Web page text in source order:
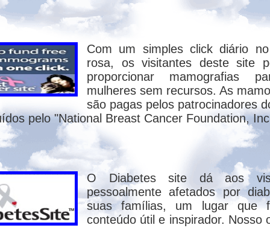
Justiniano, sem levar em conta o
- exegeta e Teólogo (185 - 235
suas obras: De Principiis e Contra
do nascimento e sua dependência
poderiam ser explicadas somente à luz
só participaram bispos do oriente
nesta ocasião, deixou isso
dos Concílios, não passou de um
que, mancomunado com alguns
protestos do Papa Virgílio, e a
Com um simples click diário
rosa, os visitantes deste site
proporcionar mamografias
mulheres sem recursos. As
são pagas pelos patrocinadores
pelo "National Breast Cancer Foundation,
O Diabetes site dá aos
pessoalmente afetados por
suas famílias, um lugar que
conteúdo útil e inspirador. Nosso